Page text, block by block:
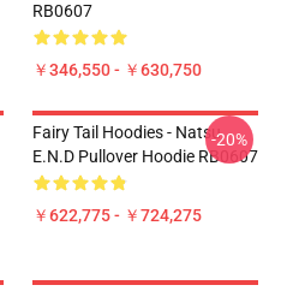
RB0607
￥346,550 - ￥630,750
Fairy Tail Hoodies - Natsu
E.N.D Pullover Hoodie RB0607
￥622,775 - ￥724,275
-20%